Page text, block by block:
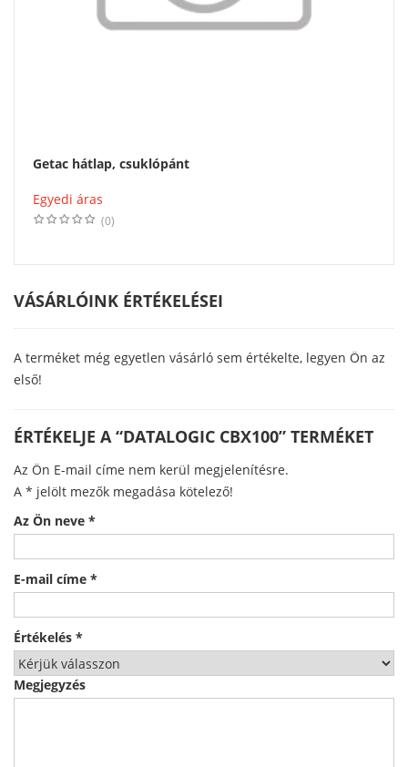
Getac hátlap, csuklópánt
Egyedi áras
(0)
VÁSÁRLÓINK ÉRTÉKELÉSEI
A terméket még egyetlen vásárló sem értékelte, legyen Ön az
első!
ÉRTÉKELJE A “DATALOGIC CBX100” TERMÉKET
Az Ön E-mail címe nem kerül megjelenítésre.
A * jelölt mezők megadása kötelező!
Az Ön neve *
E-mail címe *
Értékelés *
Megjegyzés